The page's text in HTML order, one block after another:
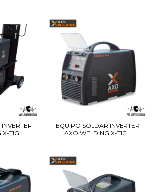
TIG...
EQUIPO SOLDAR INVERTER
AXO WELDING X-TIG...